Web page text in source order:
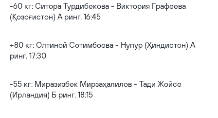
-60 кг: Ситора Турдибекова - Виктория Графеева
(Қозоғистон) А ринг. 16:45
+80 кг: Олтиной Сотимбоева - Нупур (Ҳиндистон) А
ринг. 17:30
-55 кг: Миразизбек Мирзаҳалилов - Тади Жойсе
(Ирландия) Б ринг. 18:15